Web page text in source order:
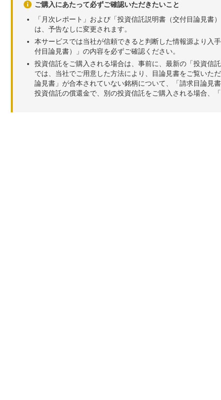
ご購入にあたって必ずご確認いただきたいこと
「月次レポート」および「投資信託説明書（交付目論見
は、予告なしに変更されます。
本サービスでは当社が信頼できると判断した情報源より入
付目論見書）」の内容を必ずご確認ください。
投資信託をご購入される場合は、事前に、最新の「投資信
では、当社でご用意した方法により、目論見書をご覧いた
論見書」が合本されていない銘柄について、「請求目論見
投資信託の償還金で、別の投資信託をご購入される場合、